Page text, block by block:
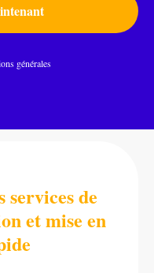
générales
de
et mise en